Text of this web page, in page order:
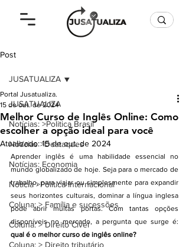
Post
JUSATUALIZA
Notícias: >Politica Brasil
Notícias >Destaques
Notícias: Economia
Notícia >Política Internacional
Coluna: > Família e sucessões
Coluna: > Direito Cível
Coluna: > Direito tributário
JUSATUALIZA
Melhor Curso de Inglês Online: Como
escolher a opção ideal para você
Portal Jusatualiza.
15 de out. de 2024
Atualizado:15 de out. de 2024
Aprender inglês é uma habilidade essencial no
mundo globalizado de hoje. Seja para o mercado de
trabalho, para viajar ou simplesmente para expandir
seus horizontes culturais, dominar a língua inglesa
pode abrir muitas portas. Com tantas opções
qual é o melhor curso de inglês online?